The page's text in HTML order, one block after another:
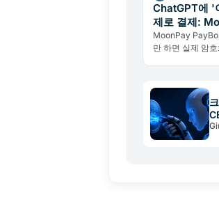
ChatGPT에 '
제로 결제:
MoonPay
만 하면 실제 암